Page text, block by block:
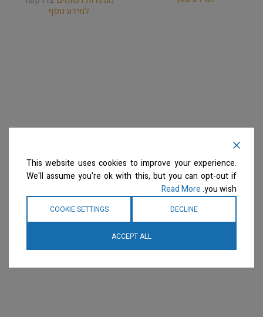
למידע נוסף
This website uses cookies to improve your experience.
We'll assume you're ok with this, but you can opt-out if
you wish.
Read More
DECLINE
COOKIE SETTINGS
ACCEPT ALL